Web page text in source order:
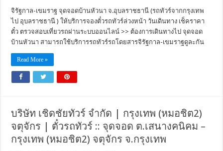
จิรัฐกาล-เขมราฐ จุดจอดบ้านหัวนา จ.อุบลราชธานี (รถทัวร์จากกรุงเทพ
ไป อุบลราชธานี ) ให้บริการจองตั๋วรถทัวร์ล่วงหน้า วันเดินทาง เช็คราคา
ตั๋ว ตรวจสอบเที่ยวรถผ่านระบบออนไลน์ >> ต้องการเดินทางไป จุดจอด
บ้านหัวนา สามารถใช้บริการรถทัวร์รถโดยสารจิรัฐกาล-เขมราฐดูละกัน
Read More »
บริษัท เชิดชัยทัวร์ จำกัด | กรุงเทพ (หมอชิต2)
จตุจักร | ตั๋วรถทัวร์ :: จุดจอด ต.เสนางคนิคม –
กรุงเทพ (หมอชิต2) จตุจักร จ.กรุงเทพ